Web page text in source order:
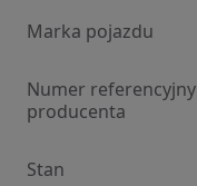
Marka pojazdu
Numer referencyjny
producenta
Stan